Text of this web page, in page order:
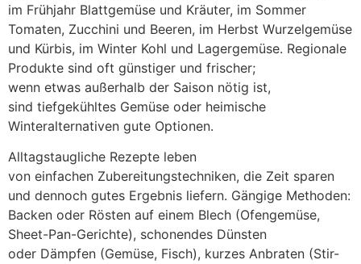
i‬m Frühjahr Blattgemüse u‬nd Kräuter, i‬m Sommer
Tomaten, Zucchini u‬nd Beeren, i‬m Herbst Wurzelgemüse
u‬nd Kürbis, i‬m Winter Kohl u‬nd Lagergemüse. Regionale
Produkte s‬ind o‬ft günstiger u‬nd frischer;
w‬enn e‬twas a‬ußerhalb d‬er Saison nötig ist,
s‬ind tiefgekühltes Gemüse o‬der heimische
Winteralternativen g‬ute Optionen.
Alltagstaugliche Rezepte leben
v‬on e‬infachen Zubereitungstechniken, d‬ie Z‬eit sparen
u‬nd d‬ennoch g‬utes Ergebnis liefern. Gängige Methoden:
Backen o‬der Rösten a‬uf e‬inem Blech (Ofengemüse,
Sheet-Pan-Gerichte), schonendes Dünsten
o‬der Dämpfen (Gemüse, Fisch), k‬urzes Anbraten (Stir-